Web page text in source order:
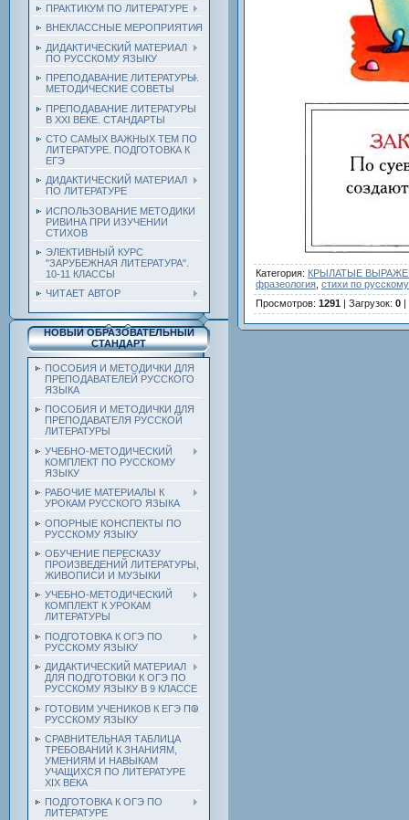
ПРАКТИКУМ ПО ЛИТЕРАТУРЕ
ВНЕКЛАССНЫЕ МЕРОПРИЯТИЯ
ДИДАКТИЧЕСКИЙ МАТЕРИАЛ
ПО РУССКОМУ ЯЗЫКУ
ПРЕПОДАВАНИЕ ЛИТЕРАТУРЫ.
МЕТОДИЧЕСКИЕ СОВЕТЫ
ПРЕПОДАВАНИЕ ЛИТЕРАТУРЫ
В XXI ВЕКЕ. СТАНДАРТЫ
СТО САМЫХ ВАЖНЫХ ТЕМ ПО
ЛИТЕРАТУРЕ. ПОДГОТОВКА К
ЕГЭ
ДИДАКТИЧЕСКИЙ МАТЕРИАЛ
ПО ЛИТЕРАТУРЕ
ИСПОЛЬЗОВАНИЕ МЕТОДИКИ
РИВИНА ПРИ ИЗУЧЕНИИ
СТИХОВ
ЭЛЕКТИВНЫЙ КУРС
"ЗАРУБЕЖНАЯ ЛИТЕРАТУРА".
10-11 КЛАССЫ
ЧИТАЕТ АВТОР
НОВЫЙ ОБРАЗОВАТЕЛЬНЫЙ
СТАНДАРТ
ПОСОБИЯ И МЕТОДИЧКИ ДЛЯ
ПРЕПОДАВАТЕЛЕЙ РУССКОГО
ЯЗЫКА
ПОСОБИЯ И МЕТОДИЧКИ ДЛЯ
ПРЕПОДАВАТЕЛЯ РУССКОЙ
ЛИТЕРАТУРЫ
УЧЕБНО-МЕТОДИЧЕСКИЙ
КОМПЛЕКТ ПО РУССКОМУ
ЯЗЫКУ
РАБОЧИЕ МАТЕРИАЛЫ К
УРОКАМ РУССКОГО ЯЗЫКА
ОПОРНЫЕ КОНСПЕКТЫ ПО
РУССКОМУ ЯЗЫКУ
ОБУЧЕНИЕ ПЕРЕСКАЗУ
ПРОИЗВЕДЕНИЙ ЛИТЕРАТУРЫ,
ЖИВОПИСИ И МУЗЫКИ
УЧЕБНО-МЕТОДИЧЕСКИЙ
КОМПЛЕКТ К УРОКАМ
ЛИТЕРАТУРЫ
ПОДГОТОВКА К ОГЭ ПО
РУССКОМУ ЯЗЫКУ
ДИДАКТИЧЕСКИЙ МАТЕРИАЛ
ДЛЯ ПОДГОТОВКИ К ОГЭ ПО
РУССКОМУ ЯЗЫКУ В 9 КЛАССЕ
ГОТОВИМ УЧЕНИКОВ К ЕГЭ ПО
РУССКОМУ ЯЗЫКУ
СРАВНИТЕЛЬНАЯ ТАБЛИЦА
ТРЕБОВАНИЙ К ЗНАНИЯМ,
УМЕНИЯМ И НАВЫКАМ
УЧАЩИХСЯ ПО ЛИТЕРАТУРЕ
ХIХ ВЕКА
ПОДГОТОВКА К ОГЭ ПО
ЛИТЕРАТУРЕ
Категория: КРЫЛАТЫЕ
фразеология стихи по
Просмотров: 1291 | Загрузок: 0 |